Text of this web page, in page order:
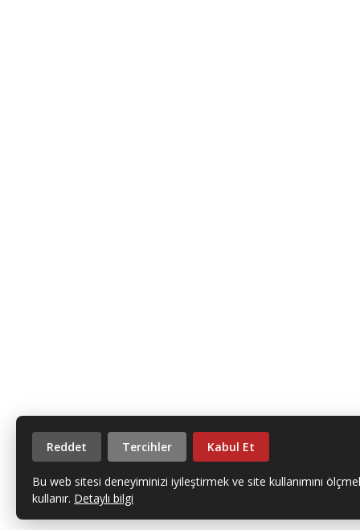
Reddet Tercihler Kabul Et
Bu web sitesi deneyiminizi iyileştirmek ve site kullanımını
kullanır. Detaylı bilgi